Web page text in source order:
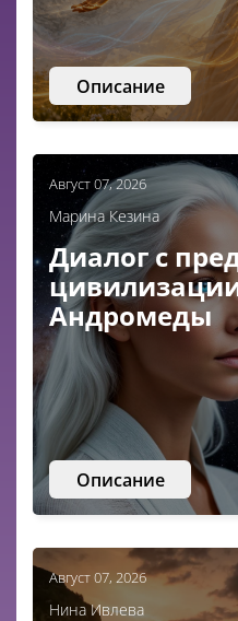
Описание
Август 07, 2026
Марина Кезина
Диалог с
Андромеды
Описание
Август 07, 2026
Нина Ивлева